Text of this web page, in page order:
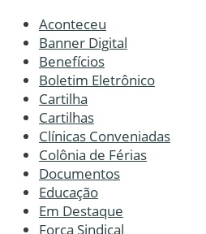
Aconteceu
Banner Digital
Benefícios
Boletim Eletrônico
Cartilha
Cartilhas
Clínicas Conveniadas
Colônia de Férias
Documentos
Educação
Em Destaque
Força Sindical